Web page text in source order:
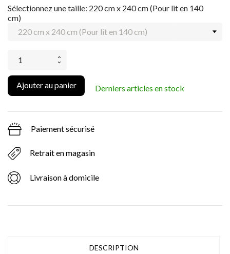
Sélectionnez une taille: 220 cm x 240 cm (Pour lit en 140
cm)
Ajouter au panier Derniers articles en stock
Paiement sécurisé
Retrait en magasin
Livraison à domicile
DESCRIPTION